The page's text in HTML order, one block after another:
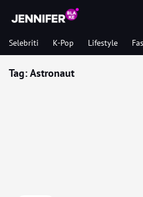
Selebriti K-Pop Lifestyle
Tag:Astronaut